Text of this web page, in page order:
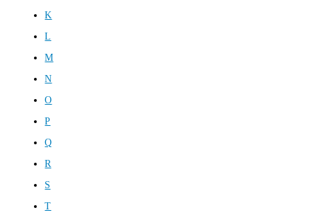
K
L
M
N
O
P
Q
R
S
T